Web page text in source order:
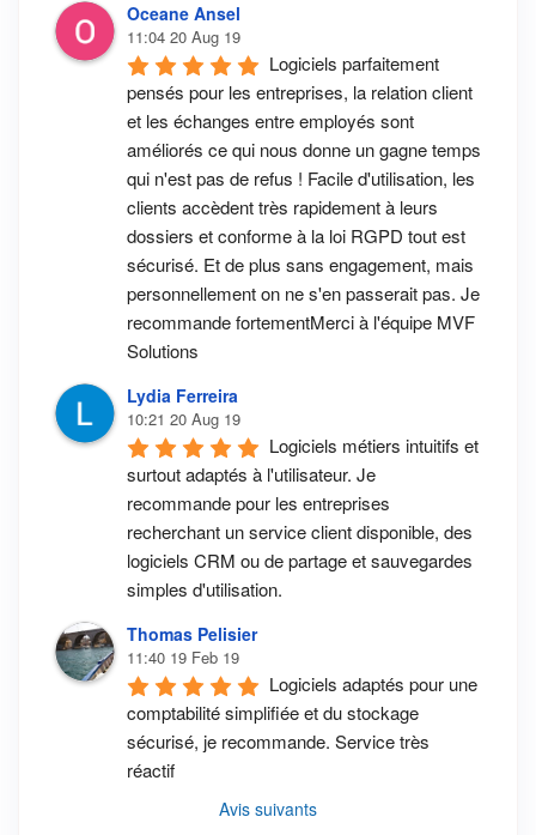
Oceane Ansel
11:04 20 Aug 19
Logiciels parfaitement
pensés pour les entreprises, la relation client
et les échanges entre employés sont
améliorés ce qui nous donne un gagne temps
qui n'est pas de refus ! Facile d'utilisation, les
clients accèdent très rapidement à leurs
dossiers et conforme à la loi RGPD tout est
sécurisé. Et de plus sans engagement, mais
personnellement on ne s'en passerait pas. Je
recommande fortementMerci à l'équipe MVF
Solutions
Lydia Ferreira
10:21 20 Aug 19
Logiciels métiers intuitifs et
surtout adaptés à l'utilisateur. Je
recommande pour les entreprises
recherchant un service client disponible, des
logiciels CRM ou de partage et sauvegardes
simples d'utilisation.
Thomas Pelisier
11:40 19 Feb 19
Logiciels adaptés pour une
comptabilité simplifiée et du stockage
sécurisé, je recommande. Service très
réactif
Avis suivants